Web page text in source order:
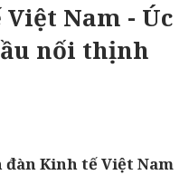
Nam - Úc
nối thịnh
đàn Kinh tế Việt Nam